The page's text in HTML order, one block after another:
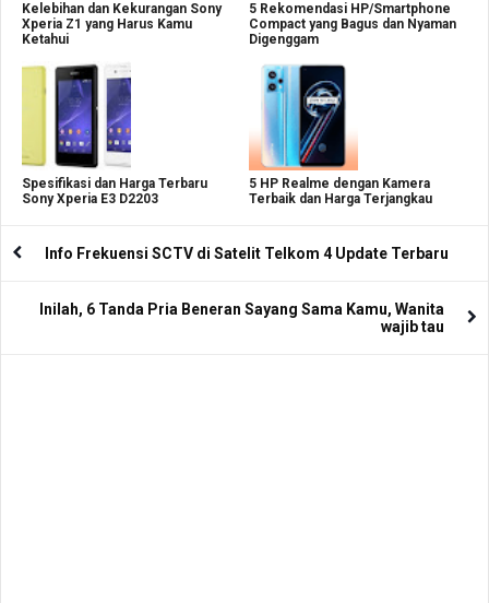
Kelebihan dan Kekurangan Sony
Xperia Z1 yang Harus Kamu
Ketahui
5 Rekomendasi HP/Smartphone
Compact yang Bagus dan Nyaman
Digenggam
Spesifikasi dan Harga Terbaru
Sony Xperia E3 D2203
5 HP Realme dengan Kamera
Terbaik dan Harga Terjangkau
Info Frekuensi SCTV di Satelit Telkom 4 Update Terbaru
Inilah, 6 Tanda Pria Beneran Sayang Sama Kamu, Wanita
wajib tau